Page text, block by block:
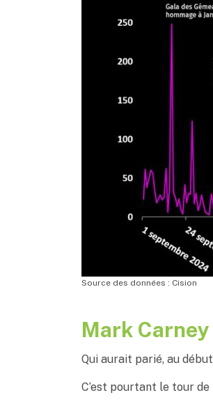
Source des données : Cision
Mark Carney
Qui aurait parié, au
C’est pourtant le tour